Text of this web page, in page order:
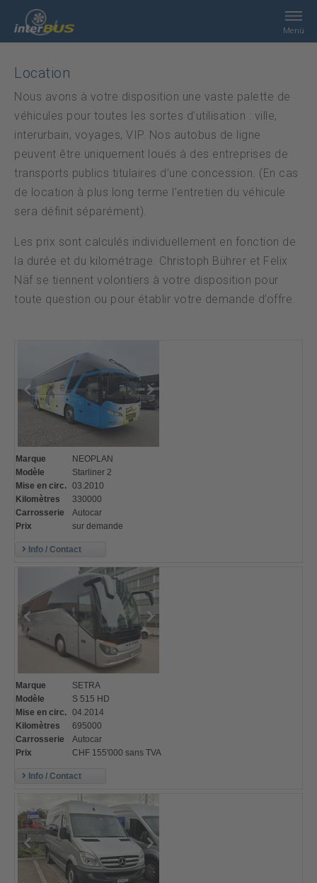
Recherche
Prestations
interBUS
Jobs
Urgence
FR
Menü
Location
Nous avons à votre disposition une vaste palette de
véhicules pour toutes les sortes d’utilisation : ville,
interurbain, voyages, VIP. Nos autobus de ligne
peuvent être uniquement loués à des entreprises de
transports publics titulaires d’une concession. (En cas
de location à plus long terme l’entretien du véhicule
sera définit séparément).
Les prix sont calculés individuellement en fonction de
la durée et du kilométrage. Christoph Bührer et Felix
Näf se tiennent volontiers à votre disposition pour
toute question ou pour établir votre demande d’offre.